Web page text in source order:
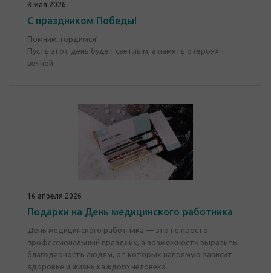
8 мая 2026
С праздником Победы!
Помним, гордимся!
Пусть этот день будет светлым, а память о героях –
вечной.
16 апреля 2026
Подарки на День медицинского работника
День медицинского работника — это не просто
профессиональный праздник, а возможность выразить
благодарность людям, от которых напрямую зависит
здоровье и жизнь каждого человека.